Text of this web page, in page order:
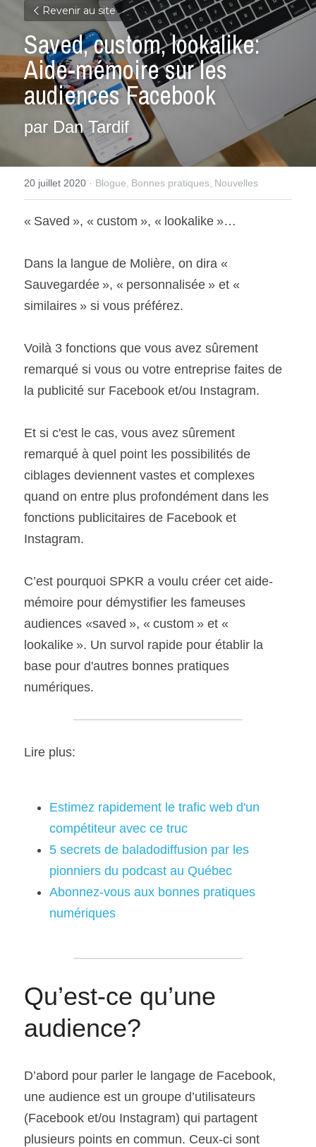
Revenir au site
Saved, custom, lookalike:
Aide-mémoire sur les
audiences Facebook
par Dan Tardif
20 juillet 2020 · Blogue, Bonnes pratiques, Nouvelles
« Saved », « custom », « lookalike »…
Dans la langue de Molière, on dira «
Sauvegardée », « personnalisée » et «
similaires » si vous préférez.
Voilà 3 fonctions que vous avez sûrement
remarqué si vous ou votre entreprise faites de
la publicité sur Facebook et/ou Instagram.
Et si c'est le cas, vous avez sûrement
remarqué à quel point les possibilités de
ciblages deviennent vastes et complexes
quand on entre plus profondément dans les
fonctions publicitaires de Facebook et
Instagram.
C’est pourquoi SPKR a voulu créer cet aide-
mémoire pour démystifier les fameuses
audiences «saved », « custom » et «
lookalike ». Un survol rapide pour établir la
base pour d'autres bonnes pratiques
numériques.
Lire plus:
Estimez rapidement le trafic web d'un
compétiteur avec ce truc
5 secrets de baladodiffusion par les
pionniers du podcast au Québec
Abonnez-vous aux bonnes pratiques
numériques
Qu’est-ce qu’une
audience?
D’abord pour parler le langage de Facebook,
une audience est un groupe d’utilisateurs
(Facebook et/ou Instagram) qui partagent
plusieurs points en commun. Ceux-ci sont